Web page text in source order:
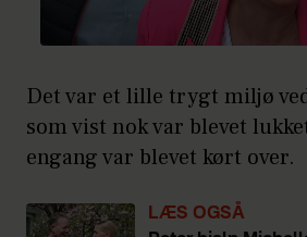
Det var et lille trygt miljø
som vist nok var blevet
engang var blevet kørt over.
LÆS OGSÅ